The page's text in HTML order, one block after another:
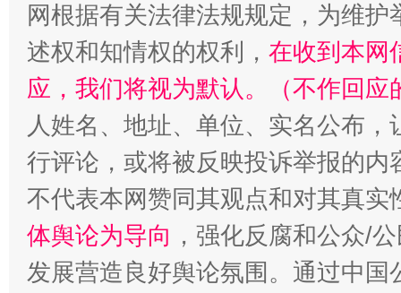
招工难、用工荒背后
网根据有关法律法规规定，为维
述权和知情权的权利， 在收到本网
应，我们将视为默认。（不作回应
人姓名、地址、单位、实名公布
行评论，或将被反映投诉举报的
不代表本网赞同其观点和对其真实
体舆论为导向 ，强化反腐和公众/
发展营造良好舆论氛围。通过中